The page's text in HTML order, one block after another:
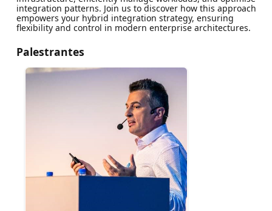
integration patterns. Join us to discover how this approach
empowers your hybrid integration strategy, ensuring
flexibility and control in modern enterprise architectures.
Palestrantes